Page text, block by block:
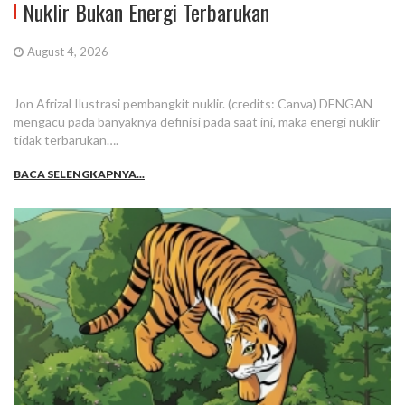
Nuklir Bukan Energi Terbarukan
August 4, 2026
Jon Afrizal Ilustrasi pembangkit nuklir. (credits: Canva) DENGAN
mengacu pada banyaknya definisi pada saat ini, maka energi nuklir
tidak terbarukan….
BACA SELENGKAPNYA...